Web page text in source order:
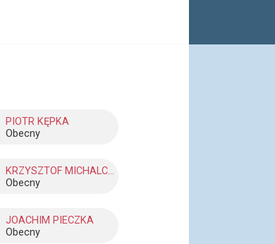
PIOTR KĘPKA
Obecny
KRZYSZTOF MICHALCZOK
Obecny
JOACHIM PIECZKA
Obecny